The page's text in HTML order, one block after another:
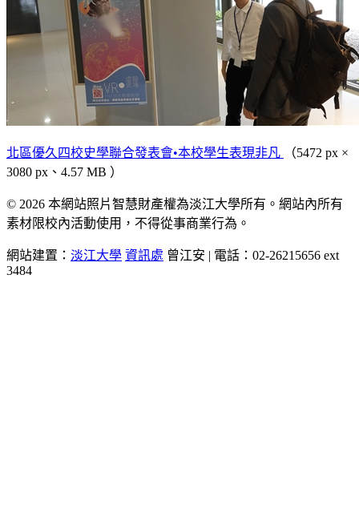
北區優久四校史學聯合發表會•本校學生表現非凡
（5472 px ×
3080 px、4.57 MB ）
© 2026 本網站照片智慧財產權為淡江大學所有。網站內所有
素材限校內活動使用，不得從事商業行為。
網站建置： 淡江大學 資訊處 曾江安 | 電話：02-26215656 ext
3484